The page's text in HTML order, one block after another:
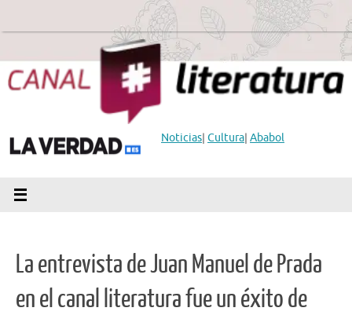
Noticias| Cultura| Ababol
La entrevista de Juan Manuel de Prada
en el canal literatura fue un éxito de